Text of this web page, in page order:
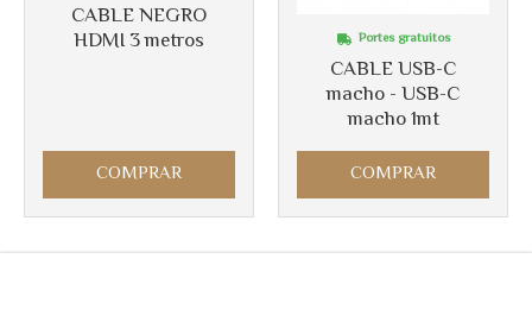
CABLE NEGRO
HDMI 3 metros
COMPRAR
CABLE USB-C
macho - USB-C
macho 1mt
Portes gratuitos
COMPRAR